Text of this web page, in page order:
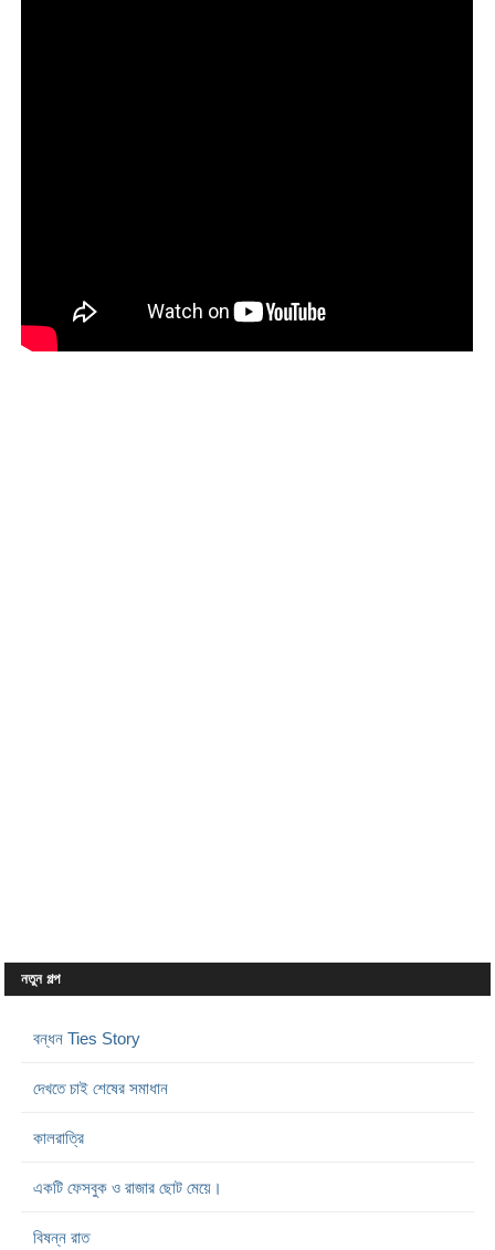
নতুন গল্প
বন্ধন Ties Story
দেখতে চাই শেষের সমাধান
কালরাত্রি
একটি ফেসবুক ও রাজার ছোট মেয়ে।
বিষন্ন রাত